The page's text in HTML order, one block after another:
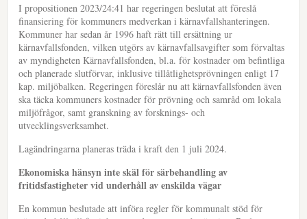
I propositionen 2023/24:41 har regeringen beslutat att föreslå
finansiering för kommuners medverkan i kärnavfallshanteringen.
Kommuner har sedan år 1996 haft rätt till ersättning ur
kärnavfallsfonden, vilken utgörs av kärnavfallsavgifter som förvaltas
av myndigheten Kärnavfallsfonden, bl.a. för kostnader om befintliga
och planerade slutförvar, inklusive tillåtlighetsprövningen enligt 17
kap. miljöbalken. Regeringen föreslår nu att kärnavfallsfonden även
ska täcka kommuners kostnader för prövning och samråd om lokala
miljöfrågor, samt granskning av forsknings- och
utvecklingsverksamhet.
Lagändringarna planeras träda i kraft den 1 juli 2024.
Ekonomiska hänsyn inte skäl för särbehandling av
fritidsfastigheter vid underhåll av enskilda vägar
En kommun beslutade att införa regler för kommunalt stöd för